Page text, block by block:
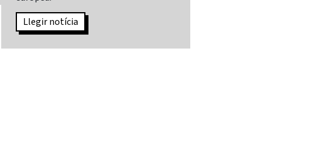
Llegir notícia